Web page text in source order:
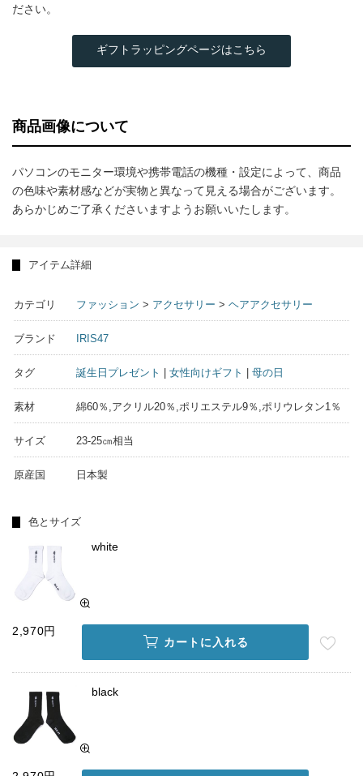
ださい。
ギフトラッピングページはこちら
商品画像について
パソコンのモニター環境や携帯電話の機種・設定によって、商品
の色味や素材感などが実物と異なって見える場合がございます。
あらかじめご了承くださいますようお願いいたします。
アイテム詳細
カテゴリ ファッション > アクセサリー > ヘアアクセサリー
ブランド IRIS47
タグ 誕生日プレゼント 女性向けギフト 母の日
素材 綿60％,アクリル20％,ポリエステル9％,ポリウレタン1％
サイズ 23-25㎝相当
原産国 日本製
色とサイズ
white
2,970円
カートに入れる
black